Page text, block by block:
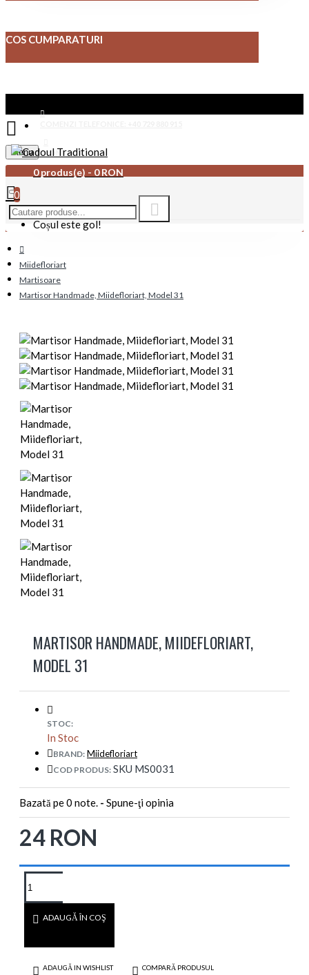
COS CUMPARATURI
CONTACT
Menu
0 produs(e) - 0 RON
0
Coșul este gol!
Miidefloriart
Martisoare
Martisor Handmade, Miidefloriart, Model 31
MARTISOR HANDMADE, MIIDEFLORIART,
MODEL 31
STOC:
In Stoc
BRAND: Miidefloriart
COD PRODUS: SKU MS0031
Bazată pe 0 note. - Spune-ţi opinia
24 RON
ADAUGĂ ÎN COŞ
ADAUGĂ IN WISHLIST COMPARĂ PRODUSUL